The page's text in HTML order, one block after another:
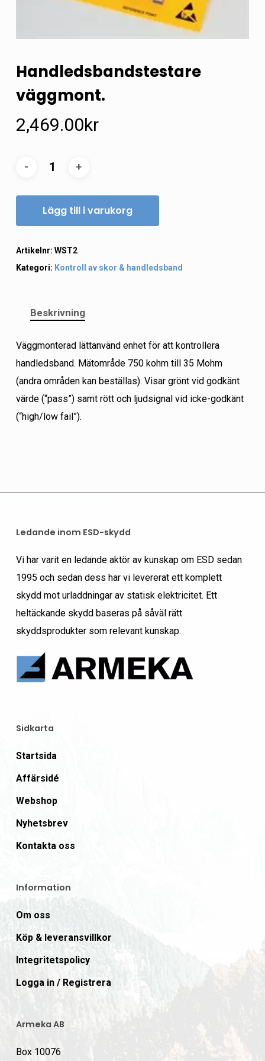
Handledsbandstestare
väggmont.
2,469.00kr
Lägg till i varukorg
Artikelnr: WST2
Kategori: Kontroll av skor & handledsband
Beskrivning
Väggmonterad lättanvänd enhet för att kontrollera
handledsband. Mätområde 750 kohm till 35 Mohm
(andra områden kan beställas). Visar grönt vid godkänt
värde (“pass”) samt rött och ljudsignal vid icke-godkänt
(“high/low fail”).
Ledande inom ESD-skydd
Vi har varit en ledande aktör av kunskap om ESD sedan
1995 och sedan dess har vi levererat ett komplett
skydd mot urladdningar av statisk elektricitet. Ett
heltäckande skydd baseras på såväl rätt
skyddsprodukter som relevant kunskap.
Sidkarta
Startsida
Affärsidé
Webshop
Nyhetsbrev
Kontakta oss
Information
Om oss
Köp & leveransvillkor
Integritetspolicy
Logga in / Registrera
Armeka AB
Box 10076